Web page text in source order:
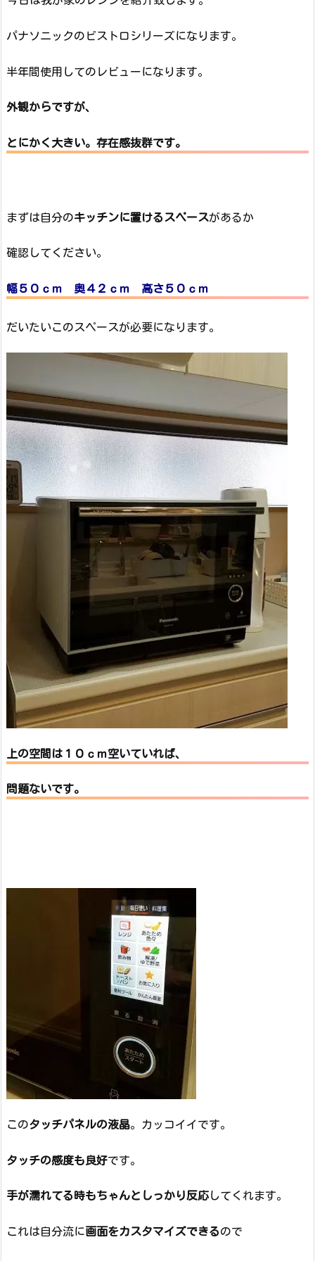
パナソニックのビストロシリーズになります。
半年間使用してのレビューになります。
外観からですが、
とにかく大きい。存在感抜群です。
まずは自分のキッチンに置けるスペースがあるか
確認してください。
幅５０ｃｍ 奥４２ｃｍ 高さ５０ｃｍ
だいたいこのスペースが必要になります。
上の空間は１０ｃｍ空いていれば、
問題ないです。
このタッチパネルの液晶。カッコイイです。
タッチの感度も良好です。
手が濡れてる時もちゃんとしっかり反応してくれます。
これは自分流に画面をカスタマイズできるので